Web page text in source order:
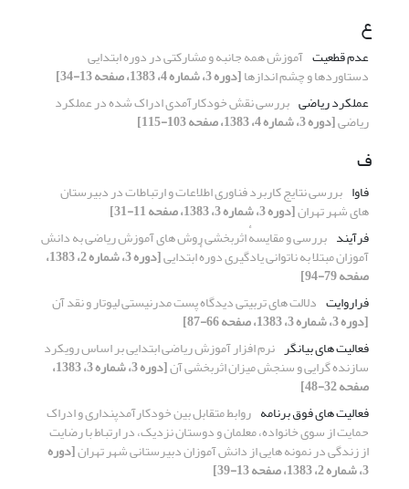
ع
عدم قطعیت آموزش همه جانبه و مشارکتی در دوره ابتدایی
دستاوردها و چشم اندازها[دوره 3، شماره 4، 1383، صفحه 13-34]
عملکرد ریاضی بررسی نقش خودکارآمدی ادراک شده در عملکرد
ریاضی[دوره 3، شماره 4، 1383، صفحه 103-115]
ف
فاوا بررسی نتایج کاربرد فناوری اطلاعات و ارتباطات در دبیرستان
های شهر تهران[دوره 3، شماره 3، 1383، صفحه 11-31]
فرآیند بررسی و مقایسهٔ اثربخشی روش های آموزش ریاضی به دانش
آموزان مبتلا به ناتوانی یادگیری دورهٔ ابتدایی [دوره 3، شماره 2، 1383،
صفحه 79-94]
فراروایت دلالت های تربیتی دیدگاه پست مدرنیستی لیوتار و نقد آن
[دوره 3، شماره 3، 1383، صفحه 66-87]
فعالیت های بیانگر نرم افزار آموزش ریاضی ابتدایی بر اساس رویکرد
سازنده گرایی و سنجش میزان اثربخشی آن [دوره 3، شماره 3، 1383،
صفحه 32-48]
فعالیت های فوق برنامه روابط متقابل بین خودکارآمدپنداری و ادراک
حمایت از سوی خانواده، معلمان و دوستان نزدیک، در ارتباط با رضایت
از زندگی در نمونه هایی از دانش آموزان دبیرستانی شهر تهران[دوره
3، شماره 2، 1383، صفحه 13-39]